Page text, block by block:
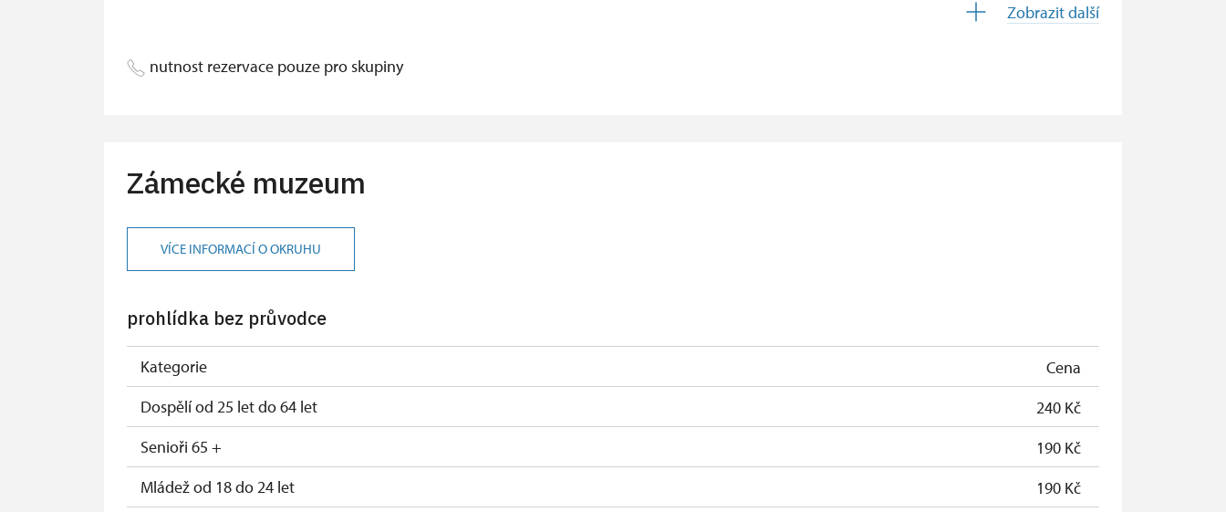
Průvodce organizované skupiny (1 osoba pro celou skupinu min. 15 osob)
Celoroční volné vstupenky vydané NPÚ
Jednorázové vstupenky vydané NPÚ
Průkaz Náš člověk *
* Platí pouze pro jednu osobu (držitele průkazu)
Zobrazit další
nutnost rezervace pouze pro skupiny
Zámecké muzeum
VÍCE INFORMACÍ O OKRUHU
prohlídka bez průvodce
Kategorie
Cena
Dospělí od 25 let do 64 let
240 Kč
Senioři 65 +
190 Kč
Mládež od 18 do 24 let
190 Kč